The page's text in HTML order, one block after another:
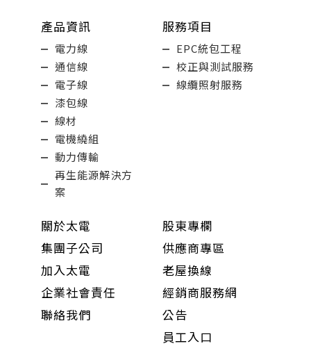
產品資訊
電力線
通信線
電子線
漆包線
線材
電機繞組
動力傳輸
再生能源解決方
案
服務項目
EPC統包工程
校正與測試服務
線纜照射服務
關於太電
集團子公司
加入太電
企業社會責任
聯絡我們
股東專欄
供應商專區
老屋換線
經銷商服務網
公告
員工入口